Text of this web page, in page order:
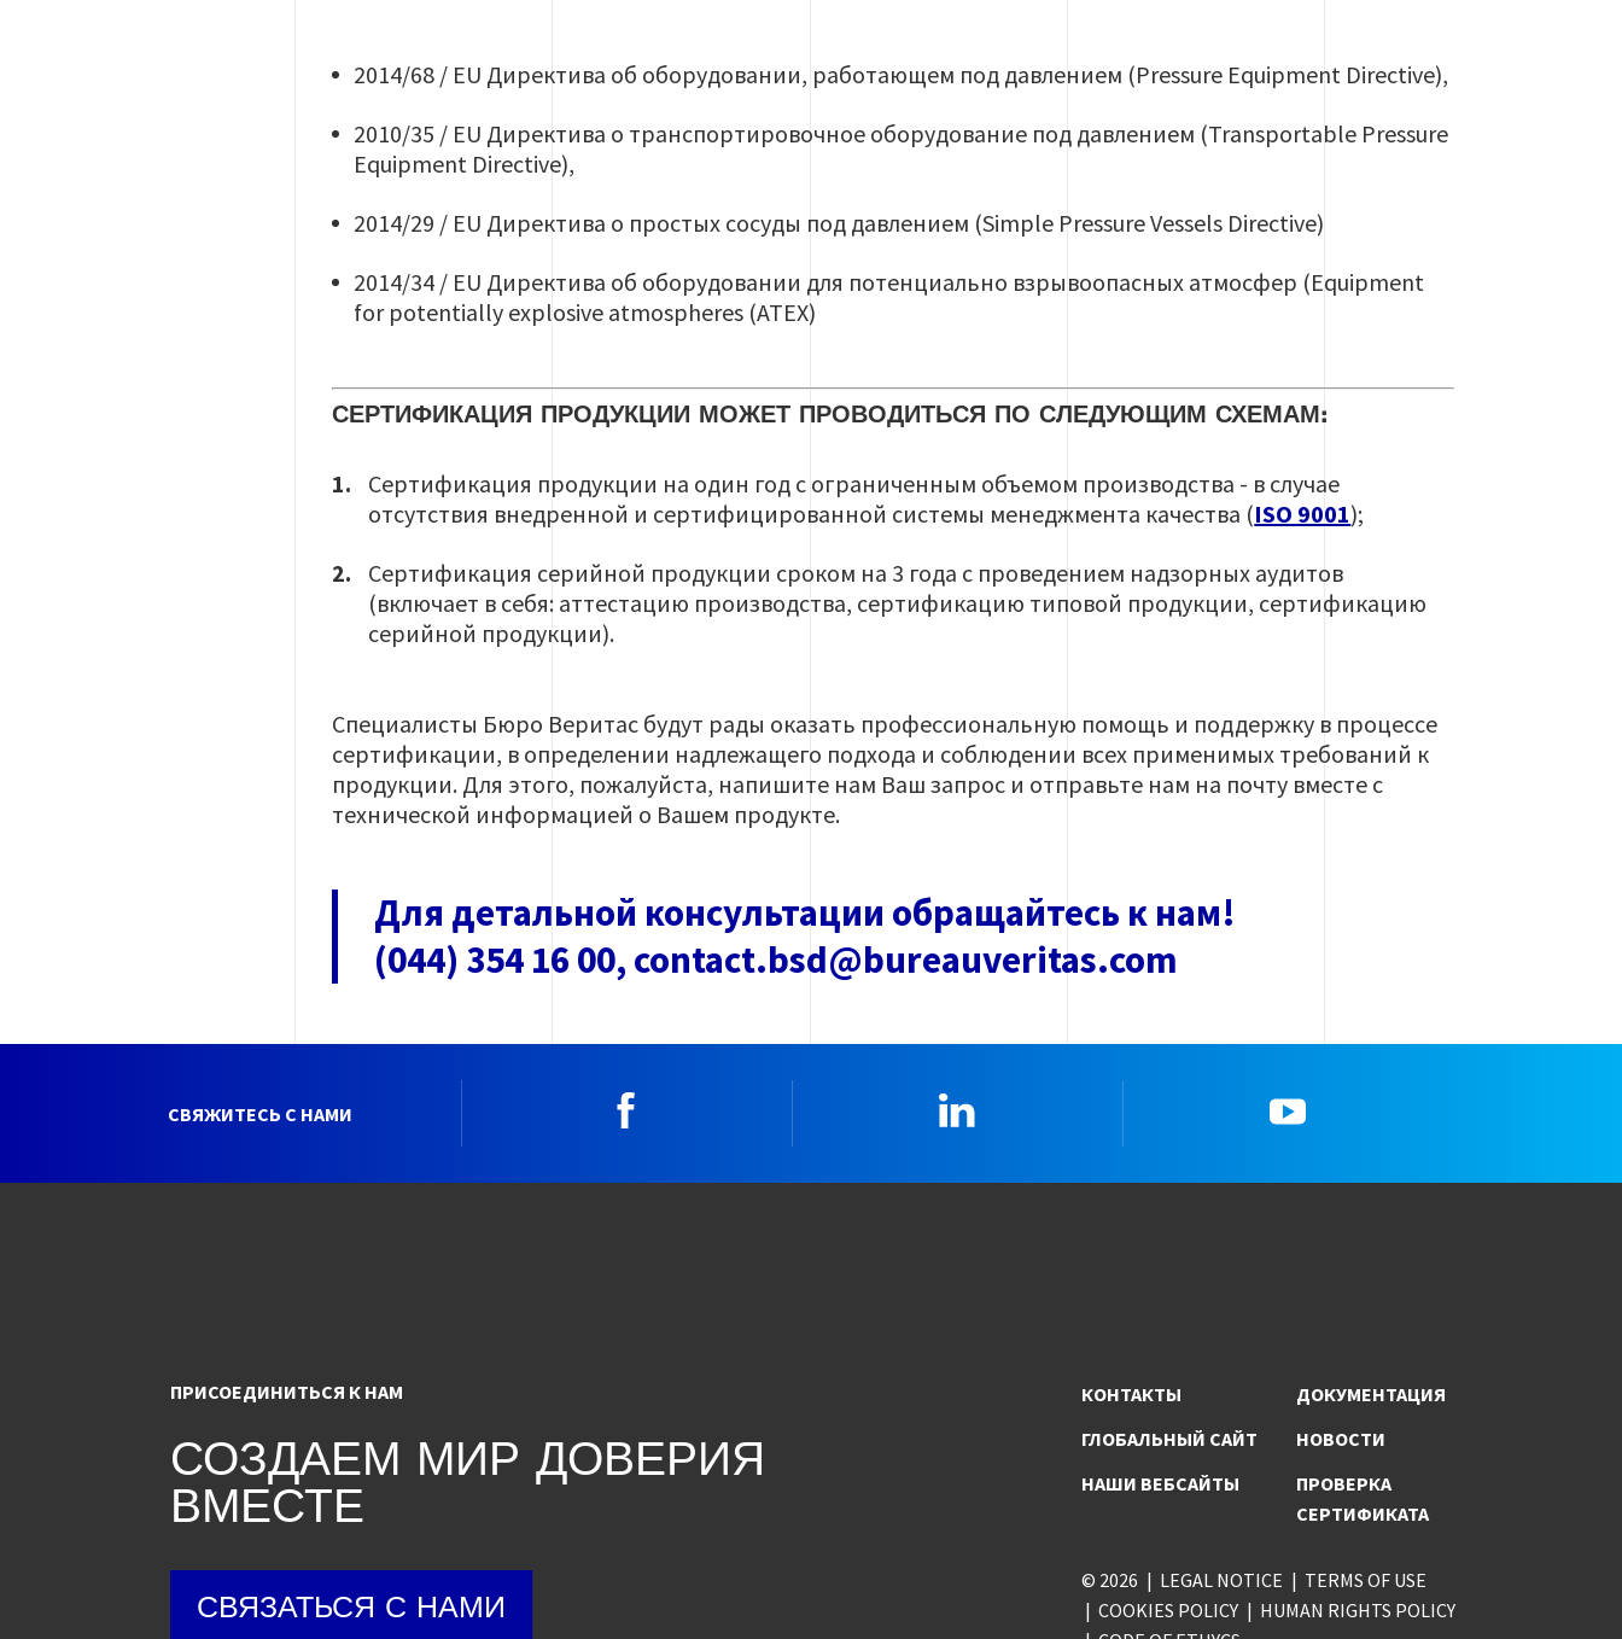
2014/68 / EU Директива об оборудовании, работающем под давлением (Pressure Equipment Directive),
2010/35 / EU Директива о транспортировочное оборудование под давлением (Transportable Pressure
Equipment Directive),
2014/29 / EU Директива о простых сосуды под давлением (Simple Pressure Vessels Directive)
2014/34 / EU Директива об оборудовании для потенциально взрывоопасных атмосфер (Equipment
for potentially explosive atmospheres (ATEX)
СЕРТИФИКАЦИЯ ПРОДУКЦИИ МОЖЕТ ПРОВОДИТЬСЯ ПО СЛЕДУЮЩИМ СХЕМАМ:
Сертификация продукции на один год с ограниченным объемом производства - в случае
отсутствия внедренной и сертифицированной системы менеджмента качества (ISO 9001);
Сертификация серийной продукции сроком на 3 года с проведением надзорных аудитов
(включает в себя: аттестацию производства, сертификацию типовой продукции, сертификацию
серийной продукции).
Специалисты Бюро Веритас будут рады оказать профессиональную помощь и поддержку в процессе
сертификации, в определении надлежащего подхода и соблюдении всех применимых требований к
продукции. Для этого, пожалуйста, напишите нам Ваш запрос и отправьте нам на почту вместе с
технической информацией о Вашем продукте.
Для детальной консультации обращайтесь к нам!
(044) 354 16 00, contact.bsd@bureauveritas.com
СВЯЖИТЕСЬ С НАМИ
ПРИСОЕДИНИТЬСЯ К НАМ
СОЗДАЕМ МИР ДОВЕРИЯ
ВМЕСТЕ
СВЯЗАТЬСЯ С НАМИ
КОНТАКТЫ
ГЛОБАЛЬНЫЙ САЙТ
НАШИ ВЕБСАЙТЫ
ДОКУМЕНТАЦИЯ
НОВОСТИ
ПРОВЕРКА
СЕРТИФИКАТА
© 2026 LEGAL NOTICE
TERMS OF USE
COOKIES POLICY
HUMAN RIGHTS POLICY